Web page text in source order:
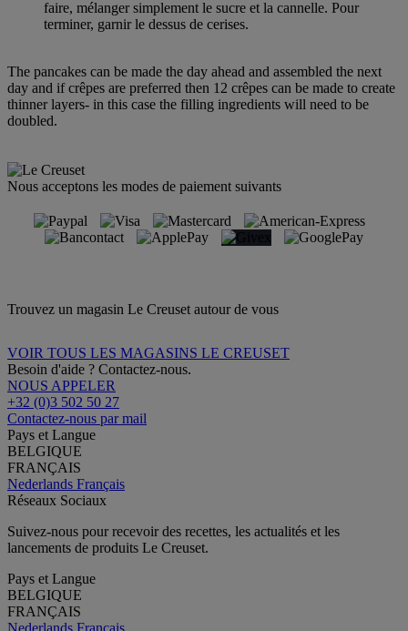
faire, mélanger simplement le sucre et la cannelle. Pour
terminer, garnir le dessus de cerises.
The pancakes can be made the day ahead and assembled the next
day and if crêpes are preferred then 12 crêpes can be made to create
thinner layers- in this case the filling ingredients will need to be
doubled.
Nous acceptons les modes de paiement suivants
Trouvez un magasin Le Creuset autour de vous
VOIR TOUS LES MAGASINS LE CREUSET
Besoin d'aide ? Contactez-nous.
NOUS APPELER
+32 (0)3 502 50 27
Contactez-nous par mail
Pays et Langue
BELGIQUE
FRANÇAIS
Nederlands Français
Réseaux Sociaux
Suivez-nous pour recevoir des recettes, les actualités et les
lancements de produits Le Creuset.
Pays et Langue
BELGIQUE
FRANÇAIS
Nederlands Français